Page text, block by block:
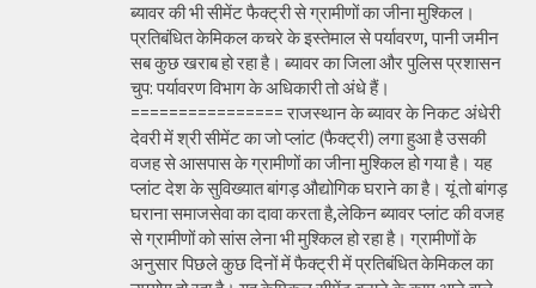
ब्यावर की भी सीमेंट फैक्ट्री से ग्रामीणों का जीना मुश्किल।
प्रतिबंधित केमिकल कचरे के इस्तेमाल से पर्यावरण, पानी जमीन
सब कुछ खराब हो रहा है। ब्यावर का जिला और पुलिस प्रशासन
चुप: पर्यावरण विभाग के अधिकारी तो अंधे हैं।
================ राजस्थान के ब्यावर के निकट अंधेरी
देवरी में श्री सीमेंट का जो प्लांट (फैक्ट्री) लगा हुआ है उसकी
वजह से आसपास के ग्रामीणों का जीना मुश्किल हो गया है। यह
प्लांट देश के सुविख्यात बांगड़ औद्योगिक घराने का है। यूं तो बांगड़
घराना समाजसेवा का दावा करता है,लेकिन ब्यावर प्लांट की वजह
से ग्रामीणों को सांस लेना भी मुश्किल हो रहा है। ग्रामीणों के
अनुसार पिछले कुछ दिनों में फैक्ट्री में प्रतिबंधित केमिकल का